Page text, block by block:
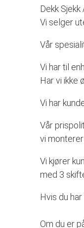
Dekk
Vi selger
Vår
Vi har til
Har vi ikke
Vi har
Vår
vi
Vi kjører
med 3
Hvis du
Om du er